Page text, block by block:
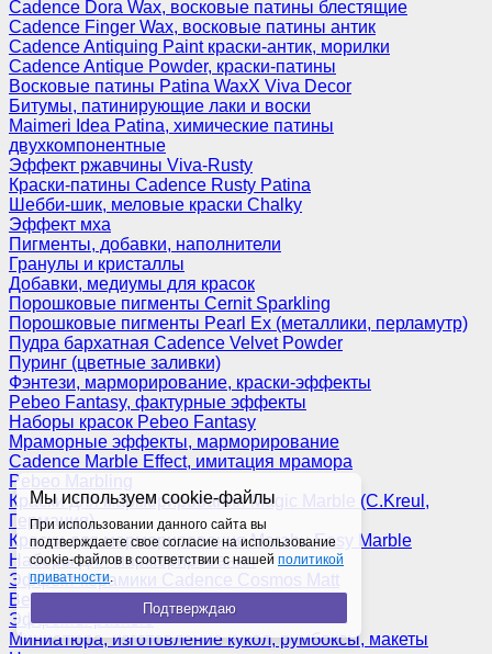
Cadence Dora Wax, восковые патины блестящие
Cadence Finger Wax, восковые патины антик
Сadence Antiquing Paint краски-антик, морилки
Cadence Antique Powder, краски-патины
Восковые патины Patina WaxX Viva Decor
Битумы, патинирующие лаки и воски
Maimeri Idea Patina, химические патины
двухкомпонентные
Эффект ржавчины Viva-Rusty
Краски-патины Cadence Rusty Patina
Шебби-шик, меловые краски Chalky
Эффект мха
Пигменты, добавки, наполнители
Гранулы и кристаллы
Добавки, медиумы для красок
Порошковые пигменты Cernit Sparkling
Порошковые пигменты Pearl Ex (металлики, перламутр)
Пудра бархатная Cadence Velvet Powder
Пуринг (цветные заливки)
Фэнтези, марморирование, краски-эффекты
Pebeo Fantasy, фактурные эффекты
Наборы красок Pebeo Fantasy
Мраморные эффекты, марморирование
Cadence Marble Effect, имитация мрамора
Pebeo Marbling
Краски для марморирования Magic Marble (C.Kreul,
Германия)
Краски для марморирования Marabu Easy Marble
Наборы для марморирования
Эффект керамики Cadence Cosmos Matt
Венецианская штукатурка
Эффекты разные
Миниатюра, изготовление кукол, румбоксы, макеты
Мы используем cookie-файлы
При использовании данного сайта вы
подтверждаете свое согласие на использование
cookie-файлов в соответствии с нашей политикой
приватности.
Подтверждаю